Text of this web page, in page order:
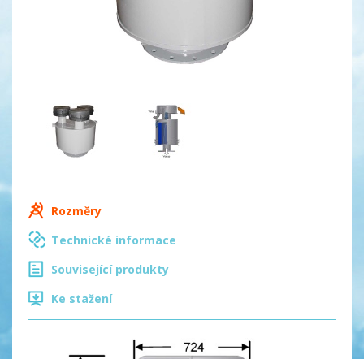
Rozměry
Technické informace
Související produkty
Ke stažení